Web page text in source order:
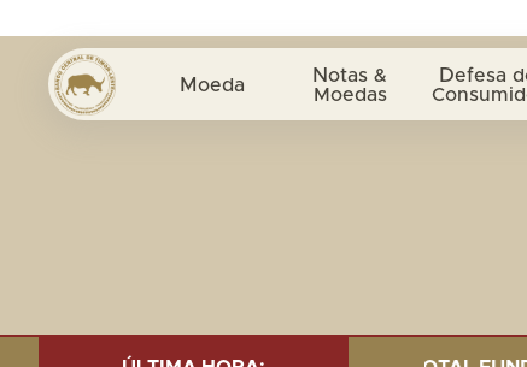
Moeda Notas &
Moedas
Defesa do